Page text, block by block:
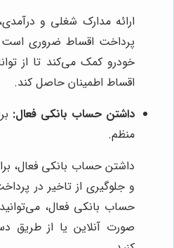
ارائه مدارک شغلی و
پرداخت اقساط ضروری
خودرو کمک می‌کند تا از
اقساط اطمینان حاصل کند.
داشتن حساب بانکی فعال:
منظم.
داشتن حساب بانکی فعال،
و جلوگیری از تاخیر در
حساب بانکی فعال،
صورت آنلاین یا از طریق